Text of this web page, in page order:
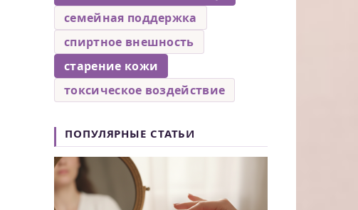
семейная поддержка
спиртное внешность
старение кожи
токсическое воздействие
ПОПУЛЯРНЫЕ СТАТЬИ